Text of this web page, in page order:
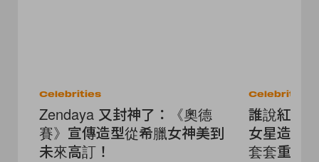
Celebrities
Zendaya 又封神了：《奧德
賽》宣傳造型從希臘女神美到
未來高訂！
Celebrities
誰說紅毯
女星造型
套套重看